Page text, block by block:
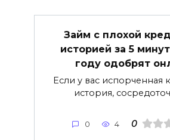
Займ с плохой
историей за 5
году одобрят
Если у вас испорченная
история,
0 4 0